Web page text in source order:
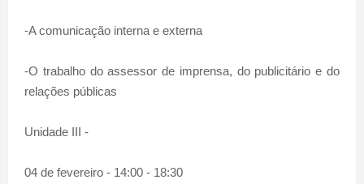
-A comunicação interna e externa
-O trabalho do assessor de imprensa, do publicitário e do
relações públicas
Unidade III -
04 de fevereiro - 14:00 - 18:30